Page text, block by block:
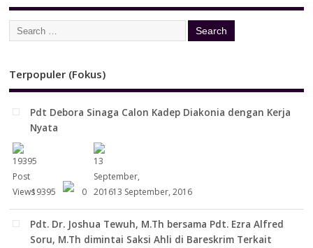
Terpopuler (Fokus)
Pdt Debora Sinaga Calon Kadep Diakonia dengan Kerja
Nyata
19395 0 13 September, 2016
Pdt. Dr. Joshua Tewuh, M.Th bersama Pdt. Ezra Alfred
Soru, M.Th dimintai Saksi Ahli di Bareskrim Terkait